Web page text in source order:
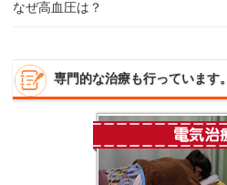
なぜ高血圧は？
専門的な治療も行っています。